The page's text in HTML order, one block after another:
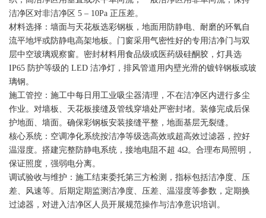
洁净区对非洁净区 5 – 10Pa 正压差。
材料选择：墙面与天花板选彩钢板，地面用防静电、耐磨的环氧自
流平地坪或防静电高架地板。门窗采用气密性好的专用洁净门与双
层中空玻璃观察窗。密封材料用食品级或医药级硅酮胶，灯具选
IP65 防护等级的 LED 洁净灯，排风管道用内壁光滑的镀锌钢板或玻
璃钢。
施工管控：施工中每日用工业吸尘器清理，不在洁净区内进行多尘
作业。对墙板、天花板接缝及管线穿墙处严密封堵。装修完成后保
护地面、墙面。确保彩钢板安装接缝平整，地面基层无裂缝。
核心系统：空调净化系统按洁净等级选高效或超高效过滤器，控好
温湿度。搭建完整防静电系统，接地电阻不超 4Ω。合理布局照明，
保证照度，强弱电分离。
调试验收与维护：施工结束委托第三方检测，指标包括洁净度、压
差、风速等。后期定期监测洁净度、压差、温湿度等参数，定期换
过滤器，对进入洁净区人员开展规范操作与洁净意识培训。